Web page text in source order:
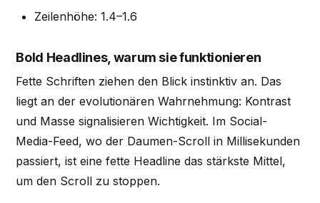
Zeilenhöhe: 1.4–1.6
Bold Headlines, warum sie funktionieren
Fette Schriften ziehen den Blick instinktiv an. Das
liegt an der evolutionären Wahrnehmung: Kontrast
und Masse signalisieren Wichtigkeit. Im Social-
Media-Feed, wo der Daumen-Scroll in Millisekunden
passiert, ist eine fette Headline das stärkste Mittel,
um den Scroll zu stoppen.